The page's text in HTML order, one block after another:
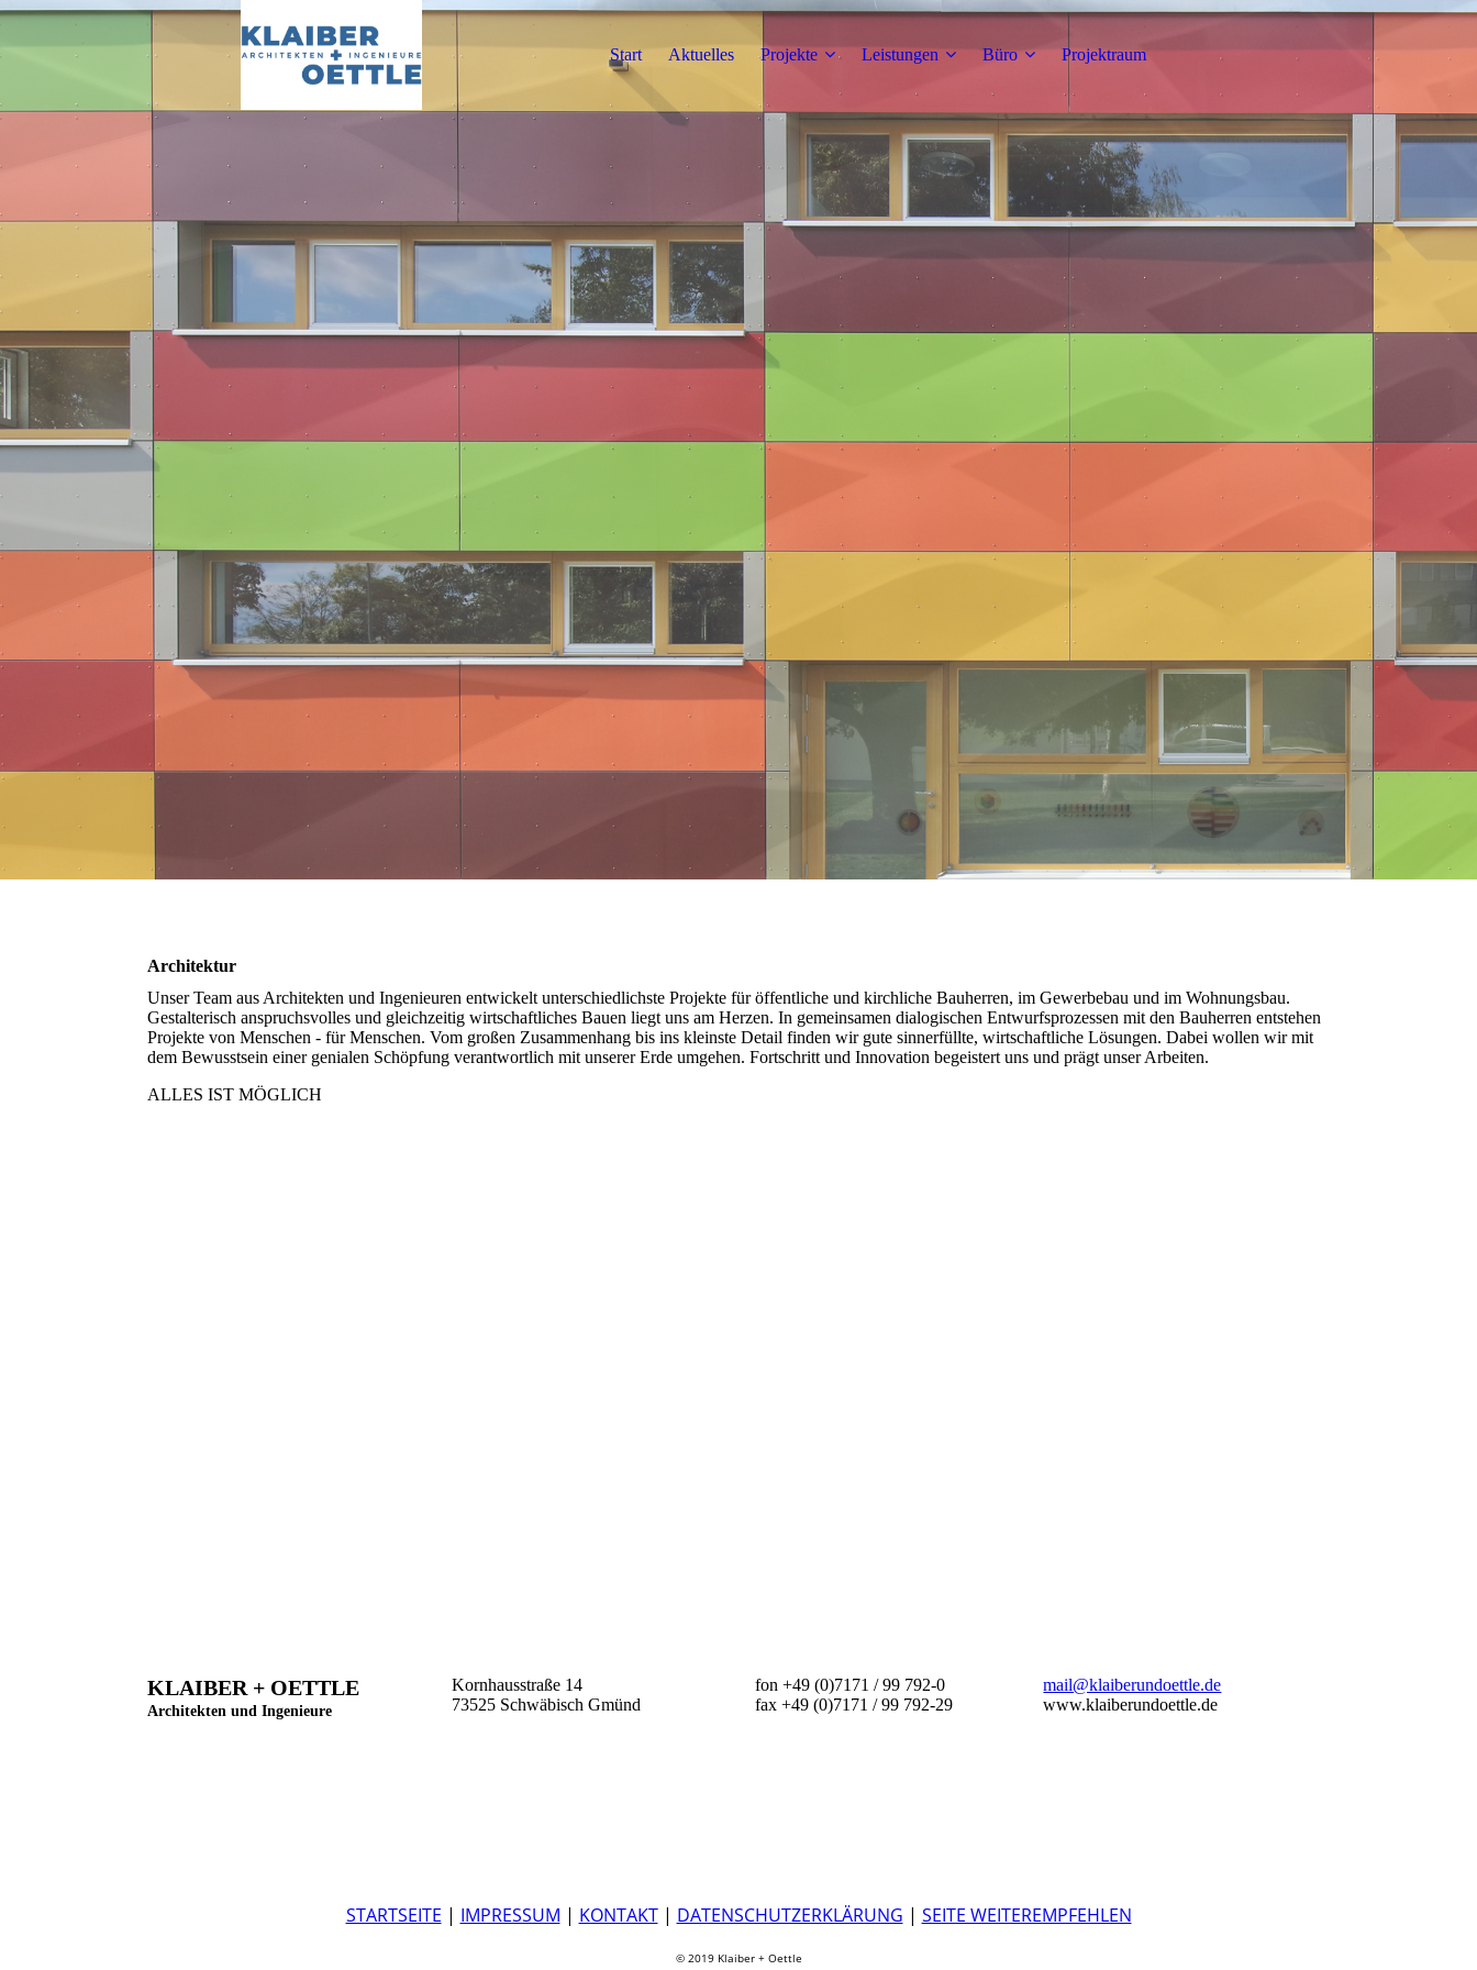
Start Aktuelles Projekte Leistungen Büro Projektraum
Architektur
Unser Team aus Architekten und Ingenieuren entwickelt unterschiedlichste Projekte für öffentliche und kirchliche Bauherren, im Gewerbebau und im Wohnungsbau.
Gestalterisch anspruchsvolles und gleichzeitig wirtschaftliches Bauen liegt uns am Herzen. In gemeinsamen dialogischen Entwurfsprozessen mit den Bauherren entstehen
Projekte von Menschen - für Menschen. Vom großen Zusammenhang bis ins kleinste Detail finden wir gute sinnerfüllte, wirtschaftliche Lösungen. Dabei wollen wir mit
dem Bewusstsein einer genialen Schöpfung verantwortlich mit unserer Erde umgehen. Fortschritt und Innovation begeistert uns und prägt unser Arbeiten.
ALLES IST MÖGLICH
KLAIBER + OETTLE
Architekten und Ingenieure
Kornhausstraße 14
73525 Schwäbisch Gmünd
fon +49 (0)7171 / 99 792-0
fax +49 (0)7171 / 99 792-29
mail@klaiberundoettle.de
www.klaiberundoettle.de
STARTSEITE | IMPRESSUM | KONTAKT| DATENSCHUTZERKLÄRUNG | SEITE WEITEREMPFEHLEN
© 2019 Klaiber + Oettle